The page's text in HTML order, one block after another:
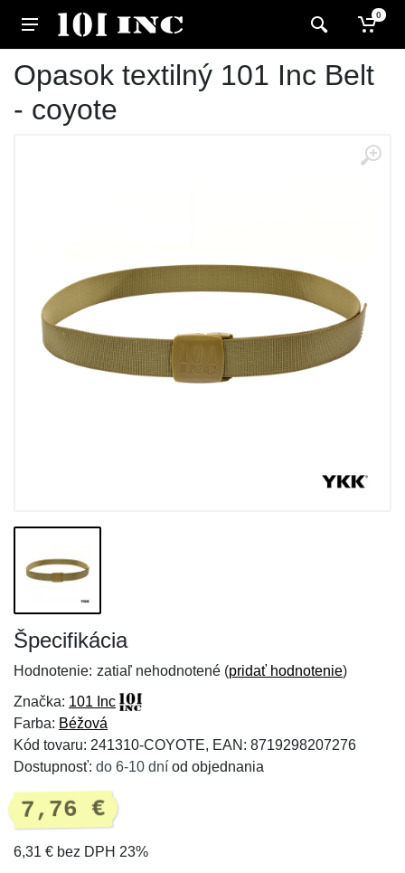
0
Opasok textilný 101 Inc Belt
- coyote
Špecifikácia
Hodnotenie: zatiaľ nehodnotené (pridať hodnotenie)
Značka: 101 Inc
Farba: Béžová
Kód tovaru: 241310-COYOTE, EAN: 8719298207276
Dostupnosť: do 6-10 dní od objednania
7,76 €
6,31 € bez DPH 23%